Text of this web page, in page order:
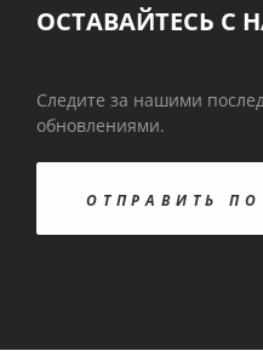
ОСТАВАЙТЕСЬ С
Следите за нашими
обновлениями.